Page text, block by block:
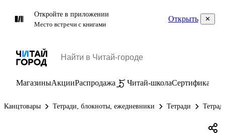
Откройте в приложении
Место встречи с книгами
Открыть
МагазиныАкцииРаспродажа Читай-школаСертификаты
Канцтовары Тетради, блокноты, ежедневники Тетради